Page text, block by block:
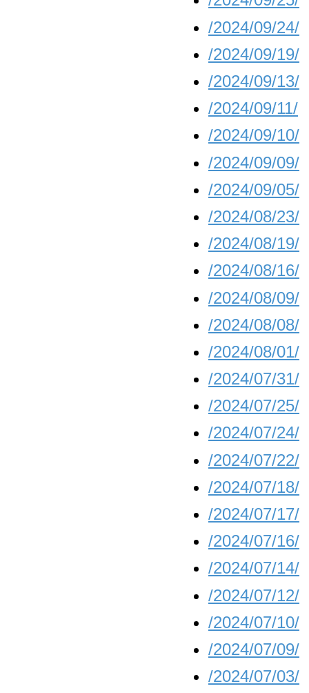
/2024/09/24/
/2024/09/19/
/2024/09/13/
/2024/09/11/
/2024/09/10/
/2024/09/09/
/2024/09/05/
/2024/08/23/
/2024/08/19/
/2024/08/16/
/2024/08/09/
/2024/08/08/
/2024/08/01/
/2024/07/31/
/2024/07/25/
/2024/07/24/
/2024/07/22/
/2024/07/18/
/2024/07/17/
/2024/07/16/
/2024/07/14/
/2024/07/12/
/2024/07/10/
/2024/07/09/
/2024/07/03/